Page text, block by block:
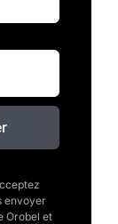
envoyer
Orobel et